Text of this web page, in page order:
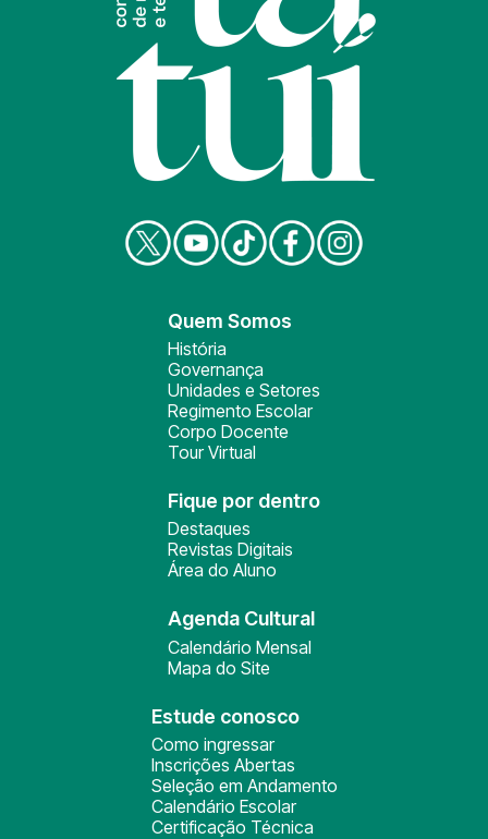
Quem Somos
História
Governança
Unidades e Setores
Regimento Escolar
Corpo Docente
Tour Virtual
Fique por dentro
Destaques
Revistas Digitais
Área do Aluno
Agenda Cultural
Calendário Mensal
Mapa do Site
Estude conosco
Como ingressar
Inscrições Abertas
Seleção em Andamento
Calendário Escolar
Certificação Técnica